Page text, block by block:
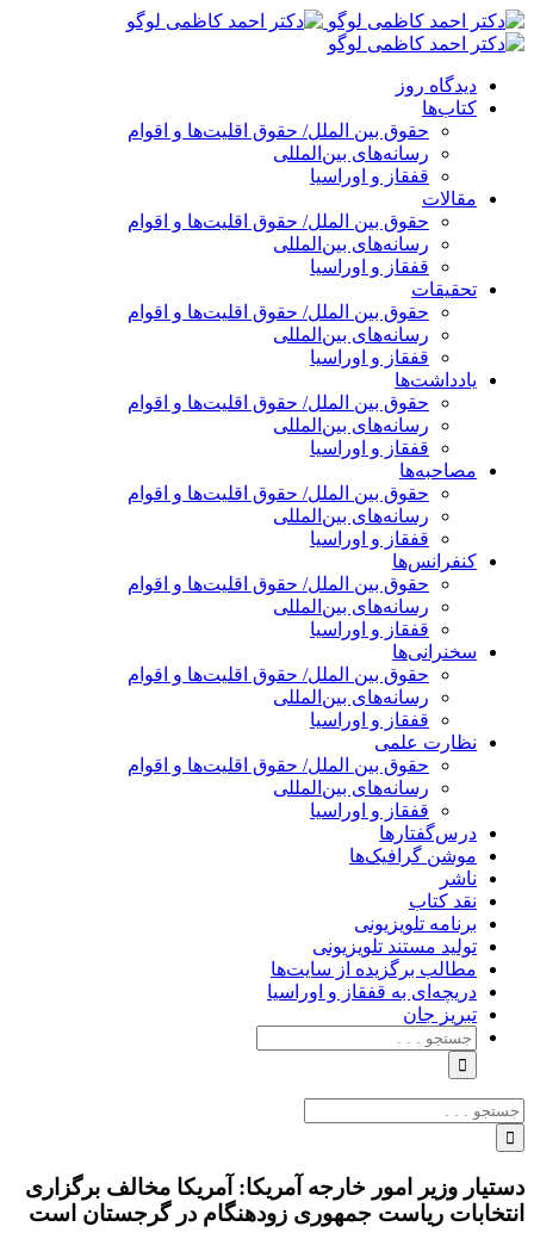
پرش
به
دیدگاه روز
کتاب‌ها
حقوق بین الملل/ حقوق اقلیت‌ها و اقوام
رسانه‌های بین‌المللی
قفقاز و اوراسیا
مقالات
حقوق بین الملل/ حقوق اقلیت‌ها و اقوام
رسانه‌های بین‌المللی
قفقاز و اوراسیا
تحقیقات
حقوق بین الملل/ حقوق اقلیت‌ها و اقوام
رسانه‌های بین‌المللی
قفقاز و اوراسیا
یادداشت‌ها
حقوق بین الملل/ حقوق اقلیت‌ها و اقوام
رسانه‌های بین‌المللی
قفقاز و اوراسیا
مصاحبه‌ها
حقوق بین الملل/ حقوق اقلیت‌ها و اقوام
رسانه‌های بین‌المللی
قفقاز و اوراسیا
کنفرانس‌ها
حقوق بین الملل/ حقوق اقلیت‌ها و اقوام
رسانه‌های بین‌المللی
قفقاز و اوراسیا
سخنرانی‌ها
حقوق بین الملل/ حقوق اقلیت‌ها و اقوام
رسانه‌های بین‌المللی
قفقاز و اوراسیا
نظارت علمی
حقوق بین الملل/ حقوق اقلیت‌ها و اقوام
رسانه‌های بین‌المللی
قفقاز و اوراسیا
درس‌گفتارها
موشن گرافیک‌ها
ناشر
نقد کتاب
برنامه‌ تلویزیونی
تولید مستند تلویزیونی
مطالب برگزیده از سایت‌ها
دریچه‌ای به قفقاز و اوراسیا
تبریزِ جان
جستجو
برای:
جستجو
برای:
دستیار وزیر امور خارجه آمریکا: آمریکا مخالف برگزاری
انتخابات ریاست جمهوری زودهنگام در گرجستان است